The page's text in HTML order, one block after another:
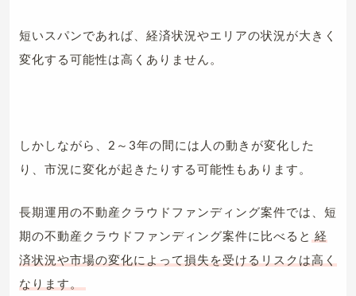
短いスパンであれば、経済状況やエリアの状況が大きく
変化する可能性は高くありません。
しかしながら、2～3年の間には人の動きが変化した
り、市況に変化が起きたりする可能性もあります。
長期運用の不動産クラウドファンディング案件では、短
期の不動産クラウドファンディング案件に比べると 経
済状況や市場の変化によって損失を受けるリスクは高く
なります。